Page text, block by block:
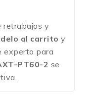
retrabajos y
al carrito y
experto para
PT60-2 se